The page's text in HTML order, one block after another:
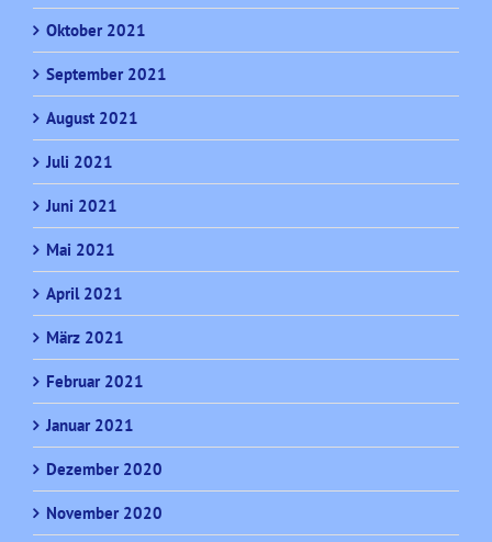
Oktober 2021
September 2021
August 2021
Juli 2021
Juni 2021
Mai 2021
April 2021
März 2021
Februar 2021
Januar 2021
Dezember 2020
November 2020